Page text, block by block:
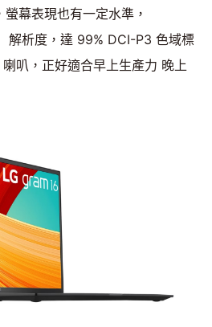
幕表現也有一定水準，
解析度，達 99% DCI-P3 色域標
叭，正好適合早上生產力 晚上